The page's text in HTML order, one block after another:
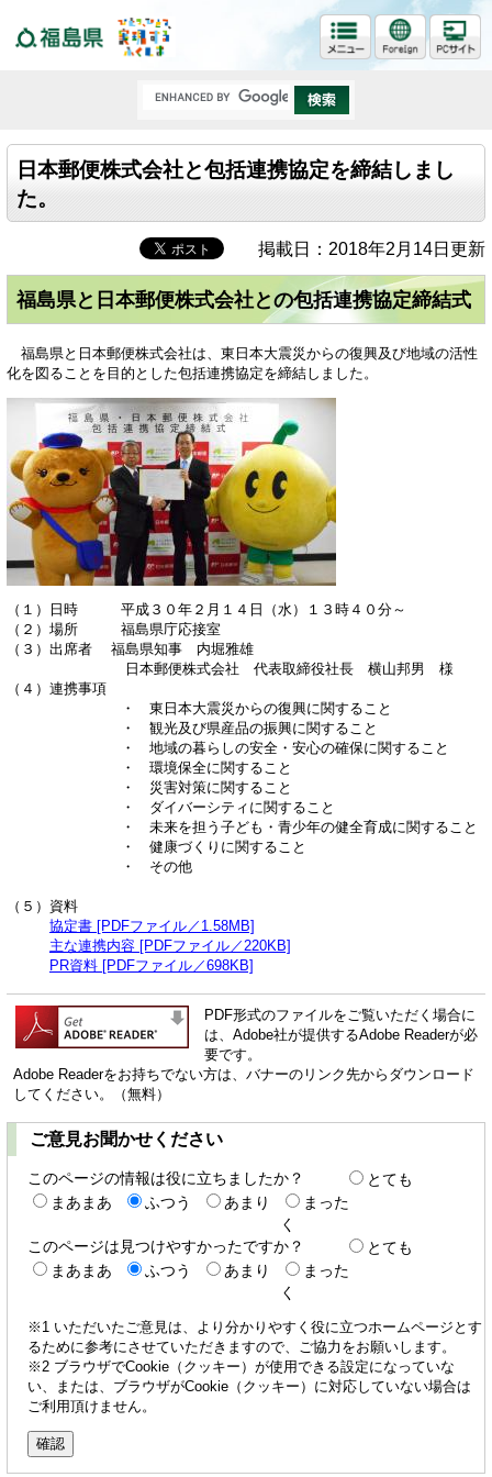
日本郵便株式会社と包括連携協定を締結しまし
た。
掲載日：2018年2月14日更新
福島県と日本郵便株式会社との包括連携協定締結式
福島県と日本郵便株式会社は、東日本大震災からの復興及び地域の活性
化を図ることを目的とした包括連携協定を締結しました。
（１）日時 平成３０年２月１４日（水）１３時４０分～
（２）場所 福島県庁応接室
（３）出席者 福島県知事 内堀雅雄
日本郵便株式会社 代表取締役社長 横山邦男 様
（４）連携事項
・ 東日本大震災からの復興に関すること
・ 観光及び県産品の振興に関すること
・ 地域の暮らしの安全・安心の確保に関すること
・ 環境保全に関すること
・ 災害対策に関すること
・ ダイバーシティに関すること
・ 未来を担う子ども・青少年の健全育成に関すること
・ 健康づくりに関すること
・ その他
（５）資料
協定書 [PDFファイル／1.58MB]
主な連携内容 [PDFファイル／220KB]
PR資料 [PDFファイル／698KB]
PDF形式のファイルをご覧いただく場合に
は、Adobe社が提供するAdobe Readerが必
要です。
Adobe Readerをお持ちでない方は、バナーのリンク先からダウンロード
してください。（無料）
ご意見お聞かせください
このページの情報は役に立ちましたか？
とても
まあまあ
ふつう あまり
まった
く
このページは見つけやすかったですか？
とても
まあまあ
ふつう あまり
まった
く
※1 いただいたご意見は、より分かりやすく役に立つホームページとす
るために参考にさせていただきますので、ご協力をお願いします。
※2 ブラウザでCookie（クッキー）が使用できる設定になっていな
い、または、ブラウザがCookie（クッキー）に対応していない場合は
ご利用頂けません。